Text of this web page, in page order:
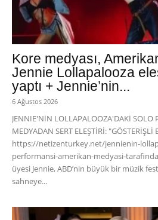
Kore medyası,
Jennie Lollapalooza
yaptı + Jennie’nin...
6 Ağustos 2026
JENNIE'NİN LOLLAPALOOZA'DAKİ SOLO
MEDYADAN SERT ELEŞTİRİ:
https://netizenturkey.net/jennienin-
performansi-amerikan-medyasi-
üyesi Jennie, ABD’nin büyük bir müzik
sahneye...